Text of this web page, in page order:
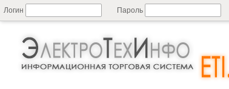
Логин Пароль